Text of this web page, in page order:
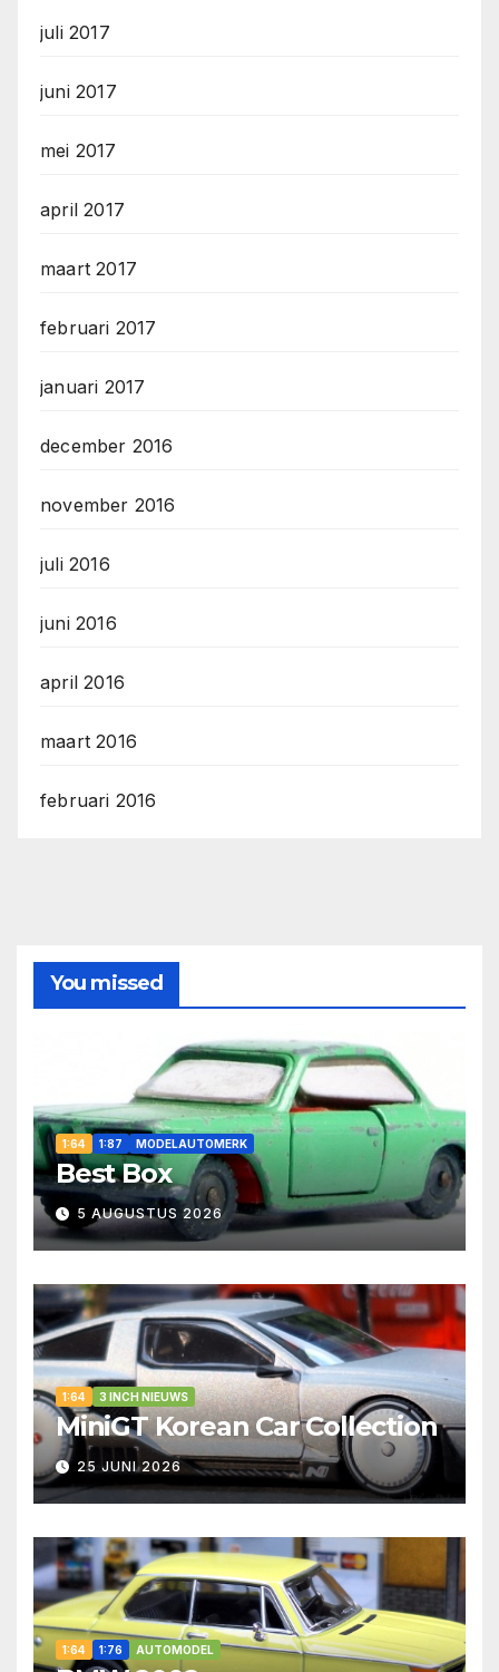
juli 2017
juni 2017
mei 2017
april 2017
maart 2017
februari 2017
januari 2017
december 2016
november 2016
juli 2016
juni 2016
april 2016
maart 2016
februari 2016
You missed
1:64 1:87 MODELAUTOMERK
Best Box
5 AUGUSTUS 2026
1:64 3 INCH NIEUWS
MiniGT Korean Car Collection
25 JUNI 2026
1:64 1:76 AUTOMODEL